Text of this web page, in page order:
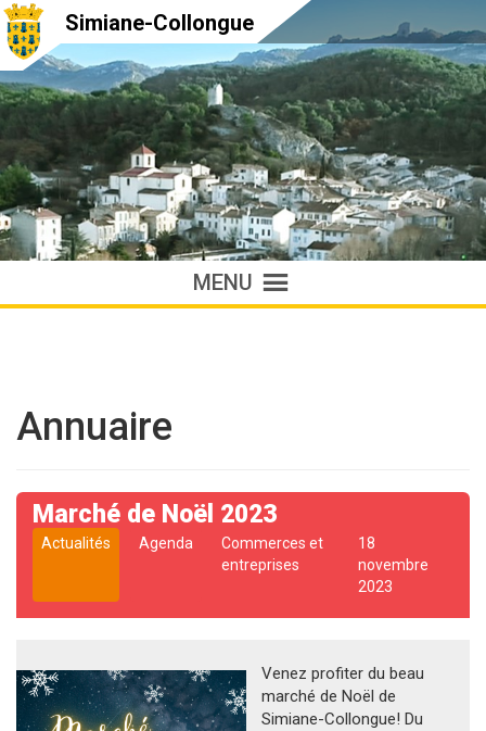
Simiane-Collongue
MENU
Annuaire
Marché de Noël 2023
Actualités Agenda
Commerces et
entreprises
18
novembre
2023
Venez profiter du beau
marché de Noël de
Simiane-Collongue! Du